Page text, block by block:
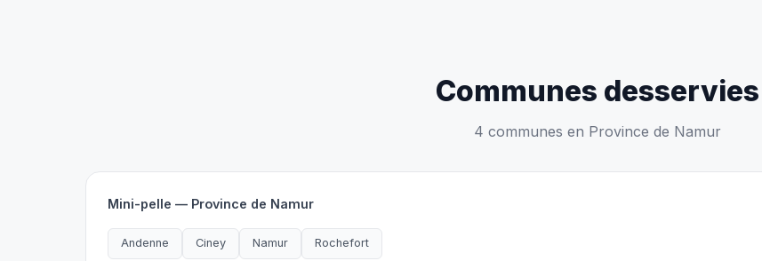
Communes desservies
4 communes en Province de Namur
Mini-pelle — Province de Namur
Andenne Ciney Namur Rochefort